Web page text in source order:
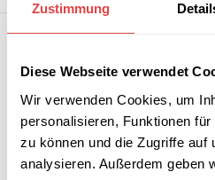
Zustimmung
Diese Webseite verwendet
Wir verwenden Cookies, um
personalisieren, Funktionen
zu können und die Zugriffe auf
analysieren. Außerdem geben